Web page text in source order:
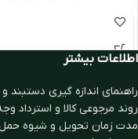
اطلاعات بیشتر
راهنمای اندازه گیری دستبند
روند مرجوعی کالا و استرداد
مدت زمان تحويل و شیوه حمل